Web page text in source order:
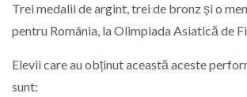
Trei medalii de argint, trei de bronz și o
pentru România, la Olimpiada Asiatică de
Elevii care au obținut această aceste
sunt: